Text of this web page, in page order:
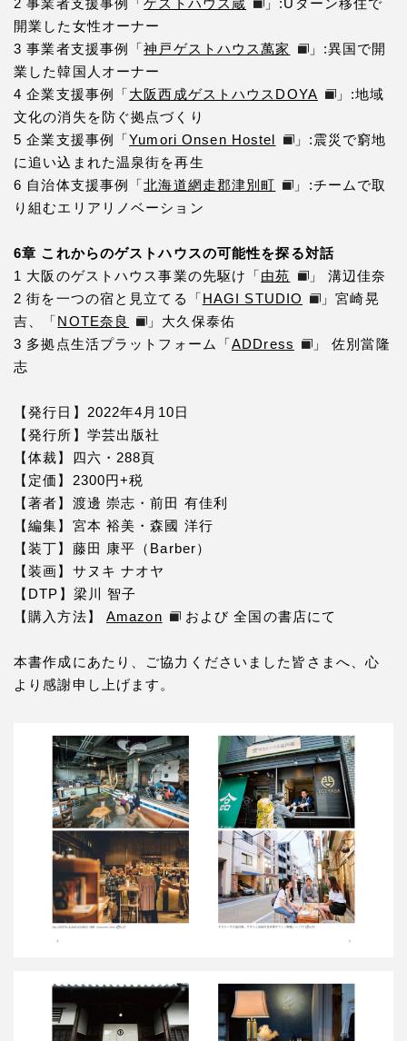
2 事業者支援事例「ゲストハウス蔵
」:Uターン移住で
開業した女性オーナー
3 事業者支援事例「神戸ゲストハウス萬家
」:異国で開
業した韓国人オーナー
4 企業支援事例「大阪西成ゲストハウスDOYA
」:地域
文化の消失を防ぐ拠点づくり
5 企業支援事例「Yumori Onsen Hostel
」:震災で窮地
に追い込まれた温泉街を再生
6 自治体支援事例「北海道網走郡津別町
」:チームで取
り組むエリアリノベーション
6章 これからのゲストハウスの可能性を探る対話
1 大阪のゲストハウス事業の先駆け「由苑
」 溝辺佳奈
2 街を一つの宿と見立てる「HAGI STUDIO
」宮崎晃
吉、「NOTE奈良
」大久保泰佑
3 多拠点生活プラットフォーム「ADDress
」 佐別當隆
志
【発行日】2022年4月10日
【発行所】学芸出版社
【体裁】四六・288頁
【定価】2300円+税
【著者】渡邊 崇志・前田 有佳利
【編集】宮本 裕美・森國 洋行
【装丁】藤田 康平（Barber）
【装画】サヌキ ナオヤ
【DTP】梁川 智子
【購入方法】 Amazon および 全国の書店にて
本書作成にあたり、ご協力くださいました皆さまへ、心
より感謝申し上げます。